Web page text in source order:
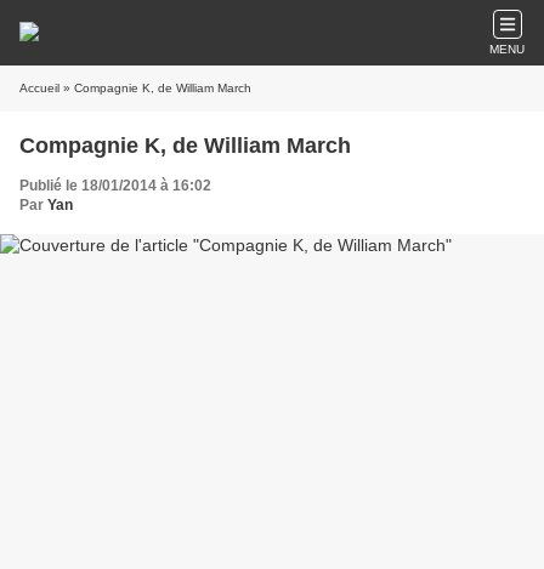
MENU
Accueil » Compagnie K, de William March
Compagnie K, de William March
Publié le 18/01/2014 à 16:02
Par Yan